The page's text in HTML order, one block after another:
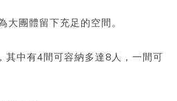
大團體留下充足的空間。
其中有4間可容納多達8人，一間可